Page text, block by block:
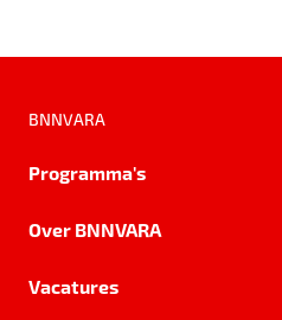
BNNVARA
Programma's
Over BNNVARA
Vacatures